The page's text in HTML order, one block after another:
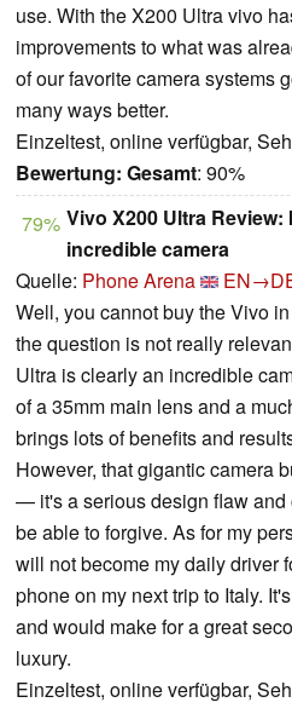
use. With the X200 Ultra vivo
improvements to what was
of our favorite camera systems
many ways better.
Einzeltest, online verfügbar,
Bewertung: Gesamt: 90%
79% Vivo X200 Ultra
incredible camera
Quelle: Phone Arena
Well, you cannot buy the Vivo
the question is not really
Ultra is clearly an incredible
of a 35mm main lens and a
brings lots of benefits and
However, that gigantic camera
— it's a serious design flaw and
be able to forgive. As for my
will not become my daily driver
phone on my next trip to Italy.
and would make for a great
luxury.
Einzeltest, online verfügbar,